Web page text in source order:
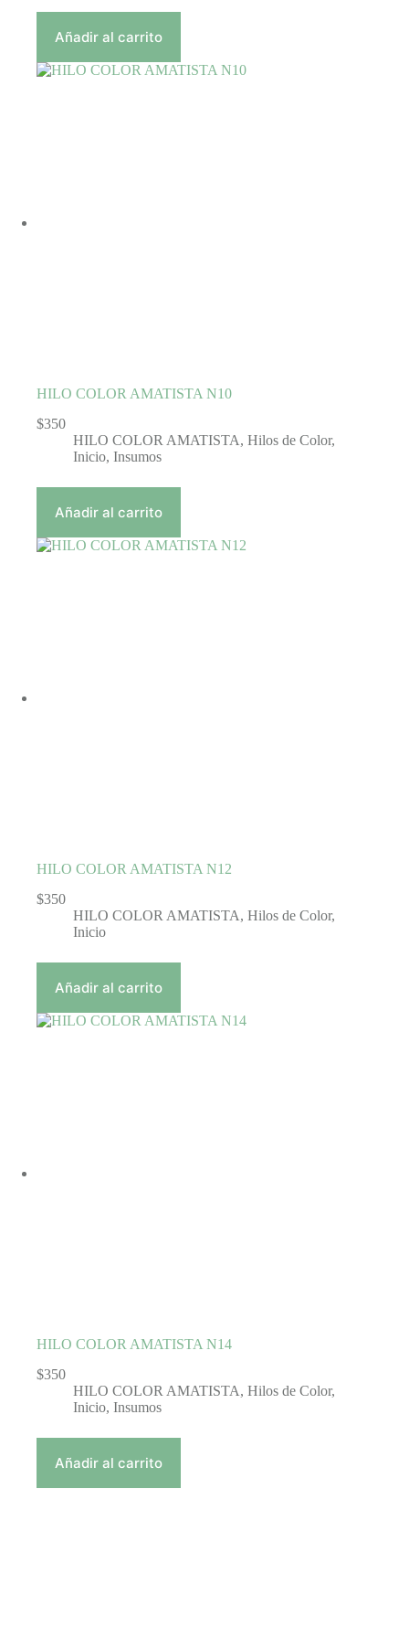
Añadir al carrito
HILO COLOR AMATISTA N10
$350
HILO COLOR AMATISTA, Hilos de Color,
Inicio, Insumos
Añadir al carrito
HILO COLOR AMATISTA N12
$350
HILO COLOR AMATISTA, Hilos de Color,
Inicio
Añadir al carrito
HILO COLOR AMATISTA N14
$350
HILO COLOR AMATISTA, Hilos de Color,
Inicio, Insumos
Añadir al carrito